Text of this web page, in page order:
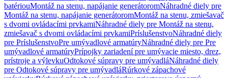
batériouMontáž na stenu, napájanie generátoromNáhradné diely pre
Montáž na stenu, napájanie generátoromMontáž na stenu, zmiešavač
s dvomi ovládacími prvkamiNáhradné diely pre Montáž na stenu,
zmiešavač s dvomi ovládacími prvkamiPríslušenstvoNáhradné diely
pre PríslušenstvoPre umývadlové armatúryNáhradné diely pre Pre
umývadlové armatúryPrípojky zariadení pre umývacie miesto, drez,
prístroje a výlevkuOdtokové súpravy pre umývadláNáhradné diely
pre Odtokové súpravy pre umývadláRúrkové zápachové